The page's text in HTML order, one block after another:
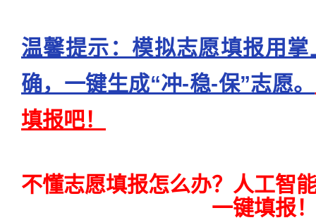
温馨提示：模拟志愿填报用
确，一键生成“冲-稳-保”志愿。
填报吧！
不懂志愿填报怎么办？人工智
一键填报